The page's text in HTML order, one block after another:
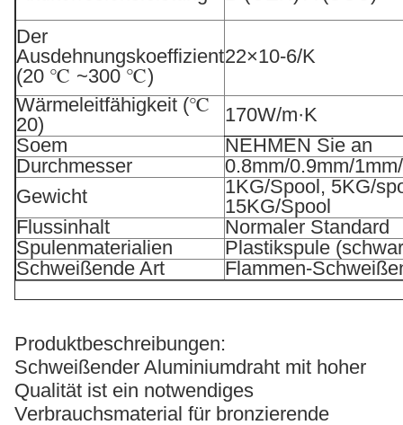
Der
Ausdehnungskoeffizient
(20 ℃ ~300 ℃)
22×10-6/K
Wärmeleitfähigkeit (℃
20)
170W/m·K
Soem
NEHMEN Sie an
Durchmesser
0.8mm/0.9mm/
Gewicht
1KG/Spool, 5KG/
15KG/Spool
Flussinhalt
Normaler Standard
Spulenmaterialien
Plastikspule
Schweißende Art
Flammen-
Produktbeschreibungen:
Schweißender Aluminiumdraht mit hoher
Qualität ist ein notwendiges
Verbrauchsmaterial für bronzierende